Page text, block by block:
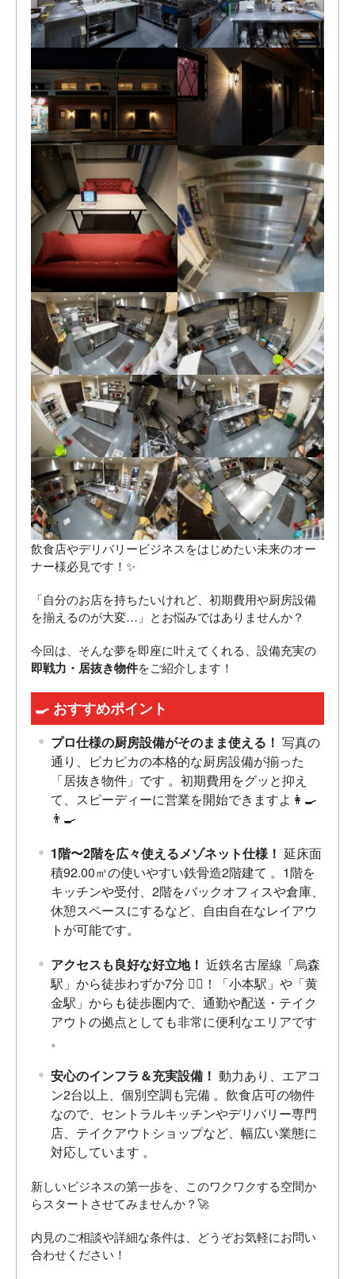
飲食店やデリバリービジネスをはじめたい未来のオー
ナー様必見です！✨
「自分のお店を持ちたいけれど、初期費用や厨房設備
を揃えるのが大変…」とお悩みではありませんか？
今回は、そんな夢を即座に叶えてくれる、設備充実の
即戦力・居抜き物件をご紹介します！
🍳 おすすめポイント
プロ仕様の厨房設備がそのまま使える！ 写真の
通り、ピカピカの本格的な厨房設備が揃った
「居抜き物件」です 。初期費用をグッと抑え
て、スピーディーに営業を開始できますよ👩‍🍳
👨‍🍳
1階〜2階を広々使えるメゾネット仕様！ 延床面
積92.00㎡の使いやすい鉄骨造2階建て 。1階を
キッチンや受付、2階をバックオフィスや倉庫、
休憩スペースにするなど、自由自在なレイアウ
トが可能です。
アクセスも良好な好立地！ 近鉄名古屋線「烏森
駅」から徒歩わずか7分 🚶‍♂️！「小本駅」や「黄
金駅」からも徒歩圏内で、通勤や配送・テイク
アウトの拠点としても非常に便利なエリアです
。
安心のインフラ＆充実設備！ 動力あり、エアコ
ン2台以上、個別空調も完備 。飲食店可の物件
なので、セントラルキッチンやデリバリー専門
店、テイクアウトショップなど、幅広い業態に
対応しています 。
新しいビジネスの第一歩を、このワクワクする空間か
らスタートさせてみませんか？🚀
内見のご相談や詳細な条件は、どうぞお気軽にお問い
合わせください！